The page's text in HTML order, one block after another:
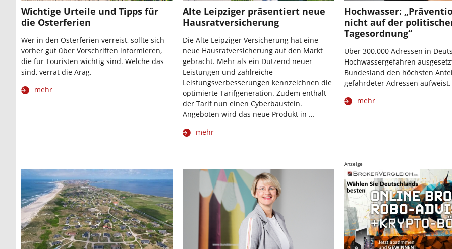
Wichtige Urteile und Tipps für
die Osterferien
Wer in den Osterferien verreist, sollte sich
vorher gut über Vorschriften informieren,
die für Touristen wichtig sind. Welche das
sind, verrät die Arag.
mehr
Alte Leipziger präsentiert neue
Hausratversicherung
Die Alte Leipziger Versicherung hat eine
neue Hausratversicherung auf den Markt
gebracht. Mehr als ein Dutzend neuer
Leistungen und zahlreiche
Leistungsverbesserungen kennzeichnen die
optimierte Tarifgeneration. Zudem enthält
der Tarif nun einen Cyberbaustein.
Angeboten wird das neue Produkt in …
mehr
Hochwasser:
nicht auf der
Tagesordnung“
Über 300.000 Adressen in
Hochwassergefahren
Bundesland den höchsten
gefährdeter Adressen aufweist.
mehr
Anzeige